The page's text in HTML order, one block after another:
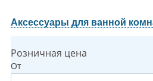
Аксессуары для ванной
Розничная цена
От